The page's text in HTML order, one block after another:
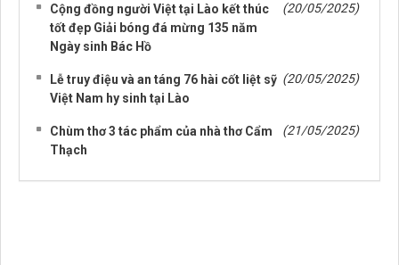
Cộng đồng người Việt tại Lào kết thúc
tốt đẹp Giải bóng đá mừng 135 năm
Ngày sinh Bác Hồ
(20/05/2025)
Lễ truy điệu và an táng 76 hài cốt liệt sỹ
Việt Nam hy sinh tại Lào
(20/05/2025)
Chùm thơ 3 tác phẩm của nhà thơ Cẩm
Thạch
(21/05/2025)